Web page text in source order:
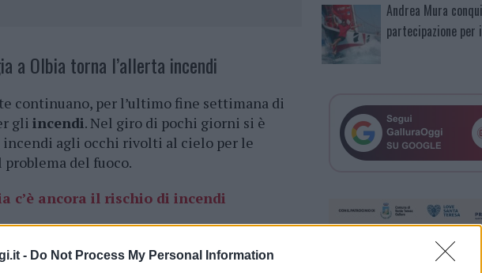
- Do Not Process My Personal Information
a Olbia torna l’allerta incendi
continuano, per l’ultimo fine settimana di
gli incendi. Nel giro di pochi giorni si è
incendi agli occhi rivolti al cielo per le
del fuoco.
c’è ancora il rischio di incendi
“Bollettino di previsione di pericolo
Andrea Mura
partecipazione